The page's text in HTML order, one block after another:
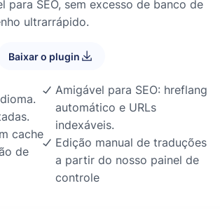
para SEO, sem excesso de banco de
ultrarrápido.
Baixar o plugin
cache
de
Amigável para SEO: hreflang
automático e URLs
indexáveis.
Edição manual de traduções
a partir do nosso painel de
controle